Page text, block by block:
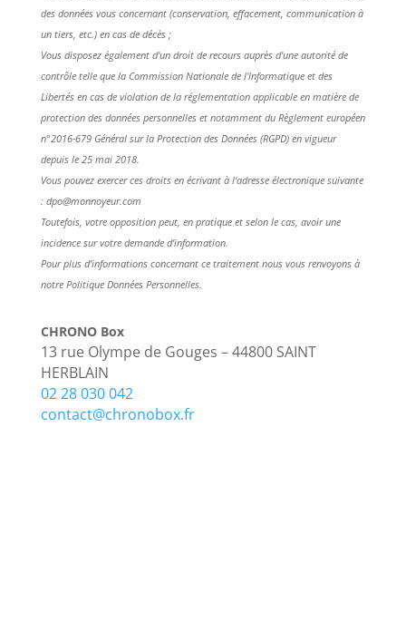
des données vous concernant (conservation, effacement, communication à
un tiers, etc.) en cas de décès ;
Vous disposez également d'un droit de recours auprès d'une autorité de
contrôle telle que la Commission Nationale de l'Informatique et des
Libertés en cas de violation de la réglementation applicable en matière de
protection des données personnelles et notamment du Règlement européen
n°2016-679 Général sur la Protection des Données (RGPD) en vigueur
depuis le 25 mai 2018.
Vous pouvez exercer ces droits en écrivant à l'adresse électronique suivante
: dpo@monnoyeur.com
Toutefois, votre opposition peut, en pratique et selon le cas, avoir une
incidence sur votre demande d’information.
Pour plus d’informations concernant ce traitement nous vous renvoyons à
notre Politique Données Personnelles.
CHRONO Box
13 rue Olympe de Gouges – 44800 SAINT
HERBLAIN
02 28 030 042
contact@chronobox.fr